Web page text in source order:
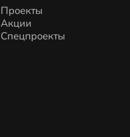
Проекты
Акции
Спецпроекты